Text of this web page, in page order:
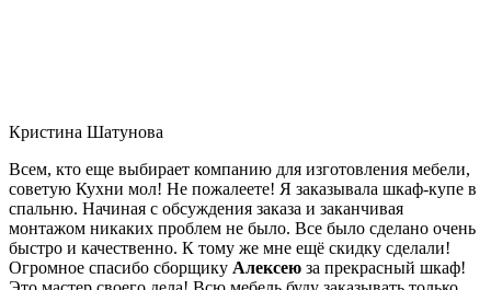
Кристина Шатунова
Всем, кто еще выбирает компанию для изготовления мебели,
советую Кухни мол! Не пожалеете! Я заказывала шкаф-купе в
спальню. Начиная с обсуждения заказа и заканчивая
монтажом никаких проблем не было. Все было сделано очень
быстро и качественно. К тому же мне ещё скидку сделали!
Огромное спасибо сборщику Алексею за прекрасный шкаф!